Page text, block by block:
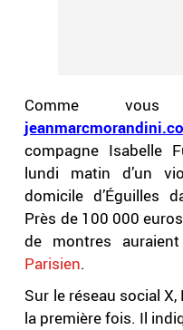
Comme
compagne Isabelle
lundi matin d’un
domicile d’Éguilles
Près de 100 000
de montres
Parisien.
Sur le réseau social
la première fois. Il